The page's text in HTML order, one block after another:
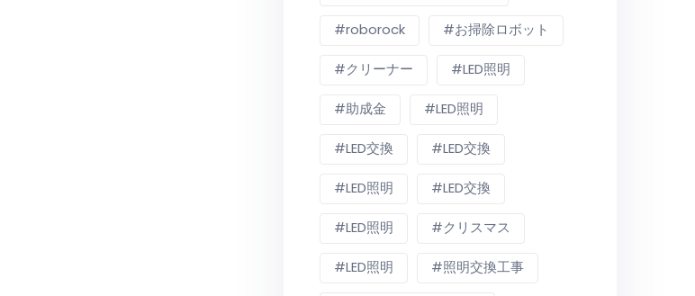
roborock お掃除ロボット
クリーナー LED照明
助成金 LED照明
LED交換 LED交換
LED照明 LED交換
LED照明 クリスマス
LED照明 照明交換工事